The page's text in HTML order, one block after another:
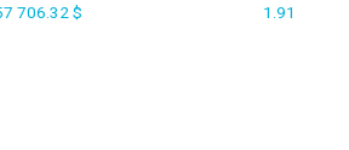
706.32 $ 1.91